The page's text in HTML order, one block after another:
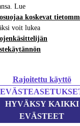
Lue
koskevat
voit lukea
Rajoitettu käyttö
HYVÄKSY KAIKKI
EVÄSTEET